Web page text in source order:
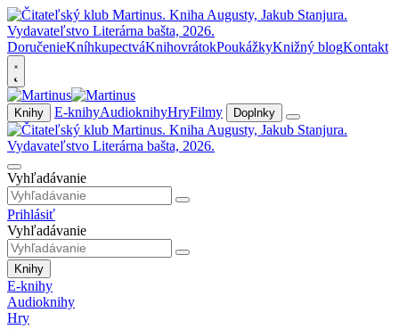
DoručenieKníhkupectváKnihovrátokPoukážkyKnižný blogKontakt
Knihy E-knihyAudioknihyHryFilmy Doplnky
Vyhľadávanie
Prihlásiť
Vyhľadávanie
Knihy
E-knihy
Audioknihy
Hry